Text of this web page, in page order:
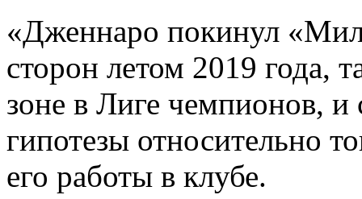
«Дженнаро покинул
сторон летом 2019 года,
зоне в Лиге чемпионов, и
гипотезы относительно
его работы в клубе.